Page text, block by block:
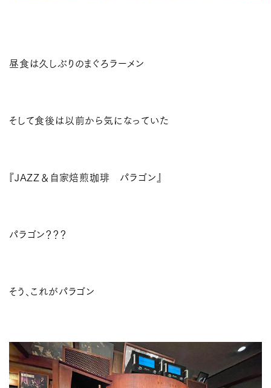
昼食は久しぶりのまぐろラーメン
そして食後は以前から気になっていた
『JAZZ＆自家焙煎珈琲 パラゴン』
パラゴン？？？
そう、これがパラゴン